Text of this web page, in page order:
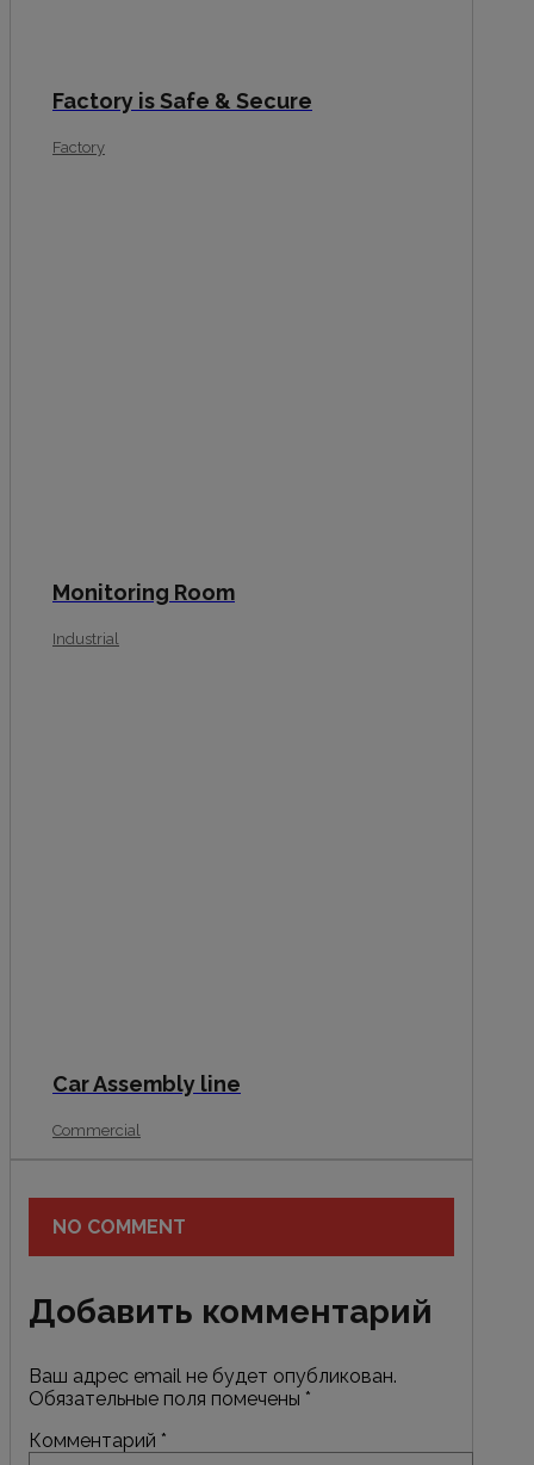
Factory is Safe & Secure
Factory
Monitoring Room
Industrial
Car Assembly line
Commercial
NO COMMENT
Добавить комментарий
Ваш адрес email не будет опубликован.
Обязательные поля помечены *
Комментарий *